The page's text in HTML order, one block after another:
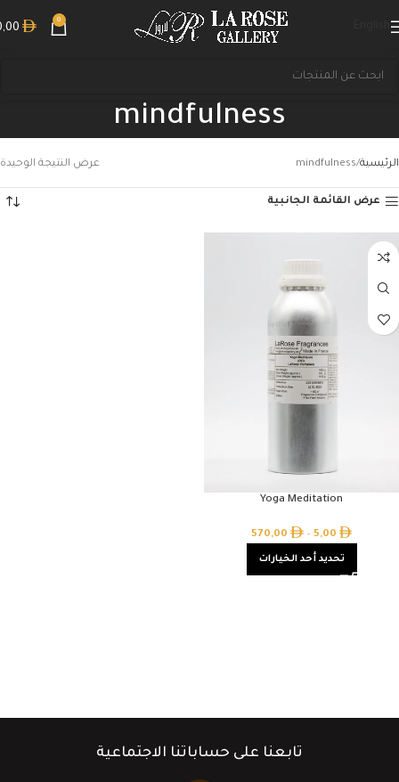
0
mindfulness
الرئيسية mindfulness عرض النتيجة الوحيدة
عرض القائمة الجانبية
Yoga Meditation
5,00
–
570,00
تحديد أحد الخيارات
تابعنا على حساباتنا الاجتماعية